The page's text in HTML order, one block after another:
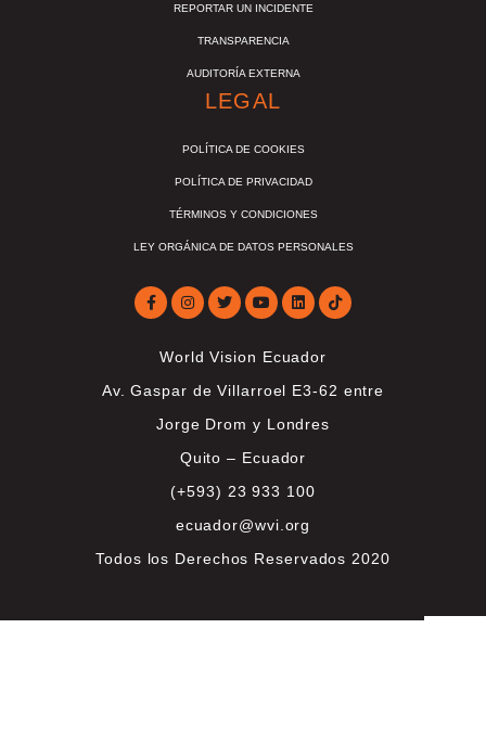
REPORTAR UN INCIDENTE
TRANSPARENCIA
AUDITORÍA EXTERNA
LEGAL
POLÍTICA DE COOKIES
POLÍTICA DE PRIVACIDAD
TÉRMINOS Y CONDICIONES
LEY ORGÁNICA DE DATOS PERSONALES
World Vision Ecuador
Av. Gaspar de Villarroel E3-62 entre
Jorge Drom y Londres
Quito – Ecuador
(+593) 23 933 100
ecuador@wvi.org
Todos los Derechos Reservados 2020